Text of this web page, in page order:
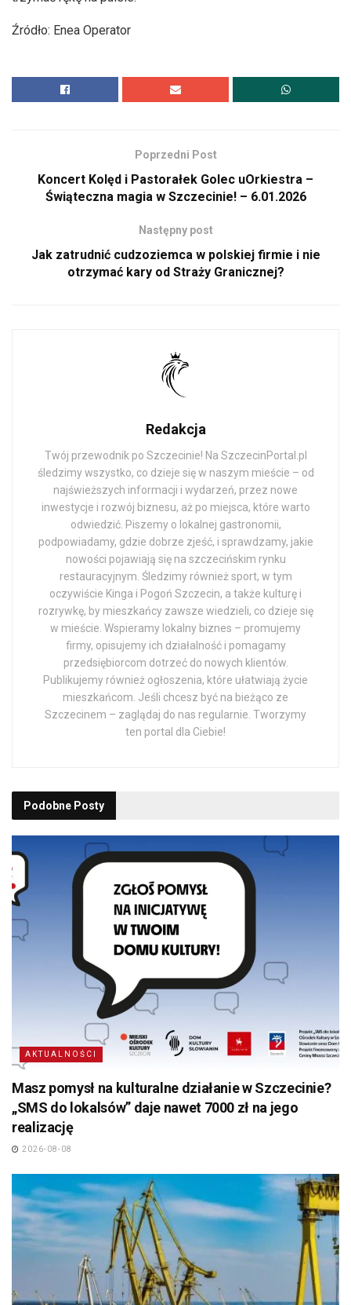
Źródło: Enea Operator
Poprzedni Post
Koncert Kolęd i Pastorałek Golec uOrkiestra –
Świąteczna magia w Szczecinie! – 6.01.2026
Następny post
Jak zatrudnić cudzoziemca w polskiej firmie i nie
otrzymać kary od Straży Granicznej?
Redakcja
Twój przewodnik po Szczecinie! Na SzczecinPortal.pl
śledzimy wszystko, co dzieje się w naszym mieście – od
najświeższych informacji i wydarzeń, przez nowe
inwestycje i rozwój biznesu, aż po miejsca, które warto
odwiedzić. Piszemy o lokalnej gastronomii,
podpowiadamy, gdzie dobrze zjeść, i sprawdzamy, jakie
nowości pojawiają się na szczecińskim rynku
restauracyjnym. Śledzimy również sport, w tym
oczywiście Kinga i Pogoń Szczecin, a także kulturę i
rozrywkę, by mieszkańcy zawsze wiedzieli, co dzieje się
w mieście. Wspieramy lokalny biznes – promujemy
firmy, opisujemy ich działalność i pomagamy
przedsiębiorcom dotrzeć do nowych klientów.
Publikujemy również ogłoszenia, które ułatwiają życie
mieszkańcom. Jeśli chcesz być na bieżąco ze
Szczecinem – zaglądaj do nas regularnie. Tworzymy
ten portal dla Ciebie!
Podobne Posty
AKTUALNOŚCI
Masz pomysł na kulturalne działanie w Szczecinie?
„SMS do lokalsów” daje nawet 7000 zł na jego
realizację
2026-08-08